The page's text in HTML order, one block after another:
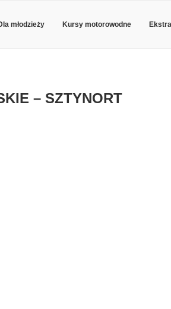
młodzieży Kursy motorowodne
– SZTYNORT